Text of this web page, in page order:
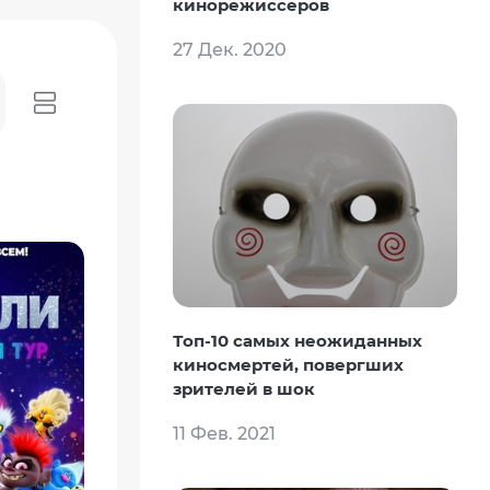
кинорежиссеров
27 Дек. 2020
Топ-10 самых неожиданных
киносмертей, повергших
зрителей в шок
11 Фев. 2021